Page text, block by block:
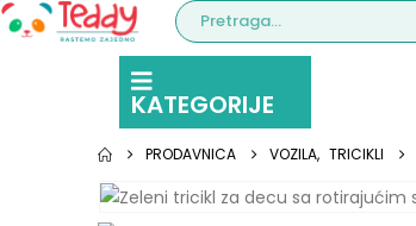
KATEGORIJE
PRODAVNICA VOZILA, TRICIKLI